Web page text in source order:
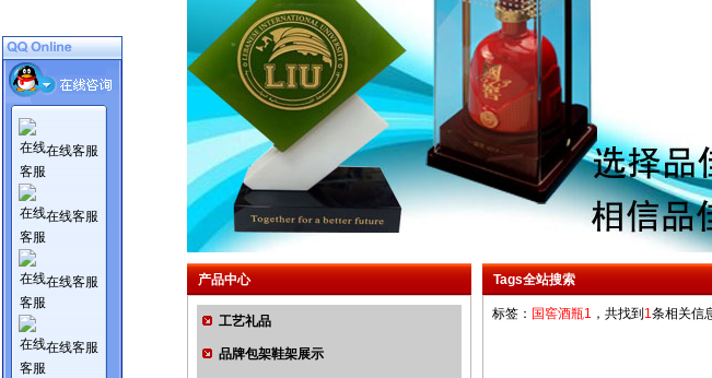
产品中心
工艺礼品
品牌包架鞋架展示
Tags全站搜索
标签： 国窖酒瓶1 ，共找到 1条相关信
在线客服
在线客服
在线客服
在线客服